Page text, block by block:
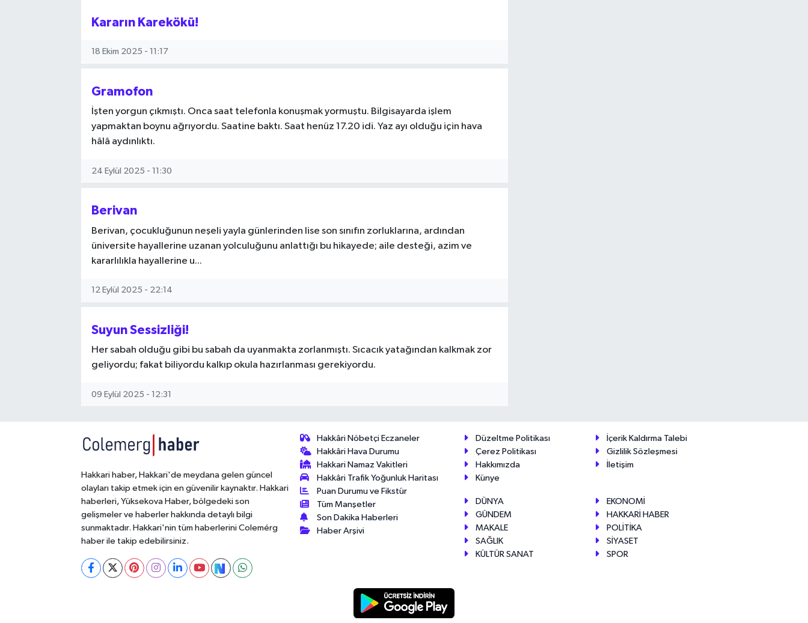
Kararın Karekökü!
18 Ekim 2025 - 11:17
Gramofon
İşten yorgun çıkmıştı. Onca saat telefonla konuşmak yormuştu. Bilgisayarda işlem
yapmaktan boynu ağrıyordu. Saatine baktı. Saat henüz 17.20 idi. Yaz ayı olduğu için hava
hâlâ aydınlıktı.
24 Eylül 2025 - 11:30
Berivan
Berivan, çocukluğunun neşeli yayla günlerinden lise son sınıfın zorluklarına, ardından
üniversite hayallerine uzanan yolculuğunu anlattığı bu hikayede; aile desteği, azim ve
kararlılıkla hayallerine u...
12 Eylül 2025 - 22:14
Suyun Sessizliği!
Her sabah olduğu gibi bu sabah da uyanmakta zorlanmıştı. Sıcacık yatağından kalkmak zor
geliyordu; fakat biliyordu kalkıp okula hazırlanması gerekiyordu.
09 Eylül 2025 - 12:31
Hakkari haber, Hakkari'de meydana gelen güncel
olayları takip etmek için en güvenilir kaynaktır. Hakkari
haberleri, Yüksekova Haber, bölgedeki son
gelişmeler ve haberler hakkında detaylı bilgi
sunmaktadır. Hakkari'nin tüm haberlerini Colemérg
haber ile takip edebilirsiniz.
Hakkâri Nöbetçi Eczaneler
Hakkâri Hava Durumu
Hakkari Namaz Vakitleri
Hakkâri Trafik Yoğunluk Haritası
Puan Durumu ve Fikstür
Tüm Manşetler
Son Dakika Haberleri
Haber Arşivi
Düzeltme Politikası
İçerik Kaldırma Talebi
Çerez Politikası
Gizlilik Sözleşmesi
Hakkımızda
İletişim
Künye
DÜNYA
EKONOMİ
GÜNDEM
HAKKARİ HABER
MAKALE
POLİTİKA
SAĞLIK
SİYASET
KÜLTÜR SANAT
SPOR